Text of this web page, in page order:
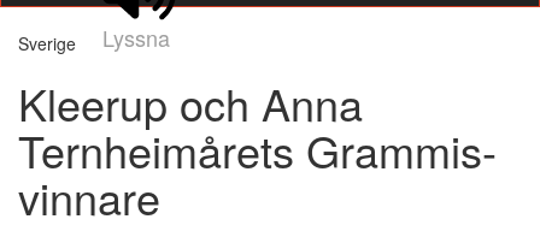
Lyssna
Sverige
Kleerup och Anna
Ternheimårets Grammis-
vinnare